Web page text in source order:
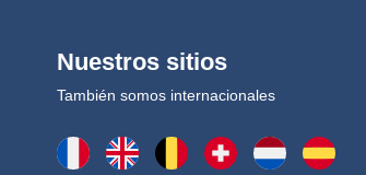
Nuestros sitios
También somos internacionales